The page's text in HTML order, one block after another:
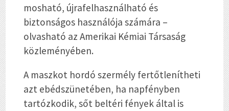
mosható, újrafelhasználható és
biztonságos használója számára –
olvasható az Amerikai Kémiai Társaság
közleményében.
A maszkot hordó szermély fertőtlenítheti
azt ebédszünetében, ha napfényben
tartózkodik, sőt beltéri fények által is